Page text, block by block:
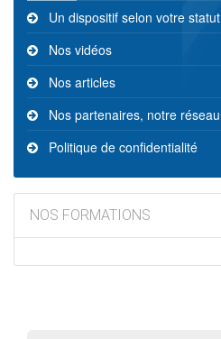
Un dispositif selon votre statut
Nos vidéos
Nos articles
Nos partenaires, notre réseau
Politique de confidentialité
NOS FORMATIONS